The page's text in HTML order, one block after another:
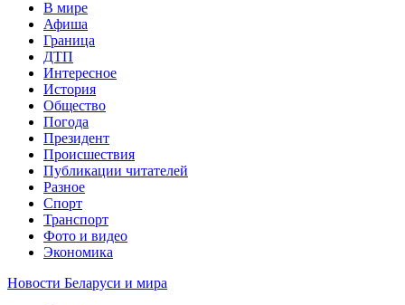
В мире
Афиша
Граница
ДТП
Интересное
История
Общество
Погода
Президент
Происшествия
Публикации читателей
Разное
Спорт
Транспорт
Фото и видео
Экономика
Новости Беларуси и мира